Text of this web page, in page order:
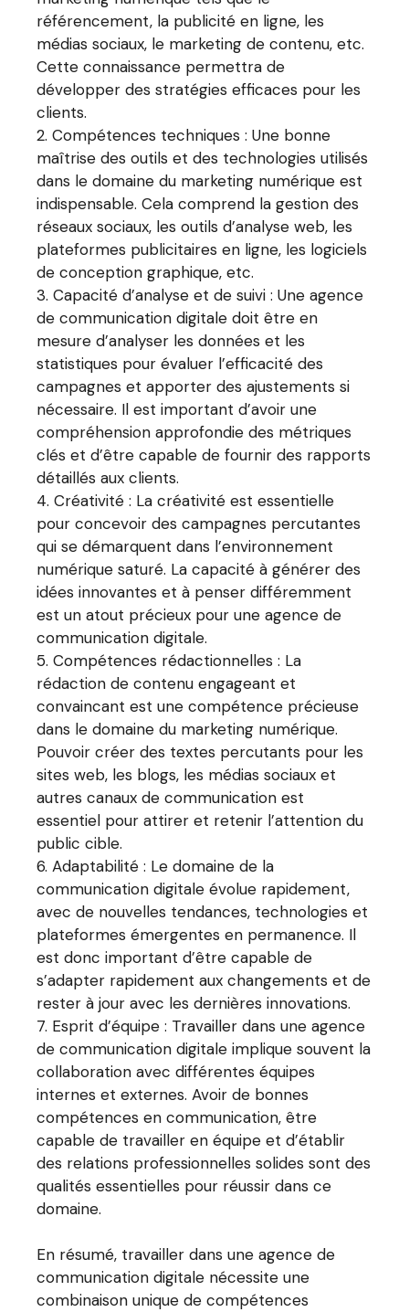
référencement, la publicité en ligne, les
médias sociaux, le marketing de contenu, etc.
Cette connaissance permettra de
développer des stratégies efficaces pour les
clients.
Compétences techniques : Une bonne
maîtrise des outils et des technologies utilisés
dans le domaine du marketing numérique est
indispensable. Cela comprend la gestion des
réseaux sociaux, les outils d’analyse web, les
plateformes publicitaires en ligne, les logiciels
de conception graphique, etc.
Capacité d’analyse et de suivi : Une agence
de communication digitale doit être en
mesure d’analyser les données et les
statistiques pour évaluer l’efficacité des
campagnes et apporter des ajustements si
nécessaire. Il est important d’avoir une
compréhension approfondie des métriques
clés et d’être capable de fournir des rapports
détaillés aux clients.
Créativité : La créativité est essentielle
pour concevoir des campagnes percutantes
qui se démarquent dans l’environnement
numérique saturé. La capacité à générer des
idées innovantes et à penser différemment
est un atout précieux pour une agence de
communication digitale.
Compétences rédactionnelles : La
rédaction de contenu engageant et
convaincant est une compétence précieuse
dans le domaine du marketing numérique.
Pouvoir créer des textes percutants pour les
sites web, les blogs, les médias sociaux et
autres canaux de communication est
essentiel pour attirer et retenir l’attention du
public cible.
Adaptabilité : Le domaine de la
communication digitale évolue rapidement,
avec de nouvelles tendances, technologies et
plateformes émergentes en permanence. Il
est donc important d’être capable de
s’adapter rapidement aux changements et de
rester à jour avec les dernières innovations.
Esprit d’équipe : Travailler dans une agence
de communication digitale implique souvent la
collaboration avec différentes équipes
internes et externes. Avoir de bonnes
compétences en communication, être
capable de travailler en équipe et d’établir
des relations professionnelles solides sont des
qualités essentielles pour réussir dans ce
domaine.
En résumé, travailler dans une agence de
communication digitale nécessite une
combinaison unique de compétences